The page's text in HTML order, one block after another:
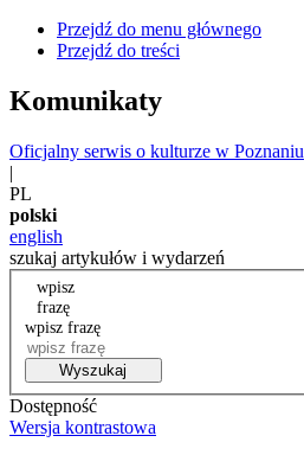
Przejdź do menu głównego
Przejdź do treści
Komunikaty
Oficjalny serwis o kulturze w Poznaniu
|
PL
polski
english
szukaj artykułów i wydarzeń
wpisz
frazę
wpisz frazę
Wyszukaj
Dostępność
Wersja kontrastowa